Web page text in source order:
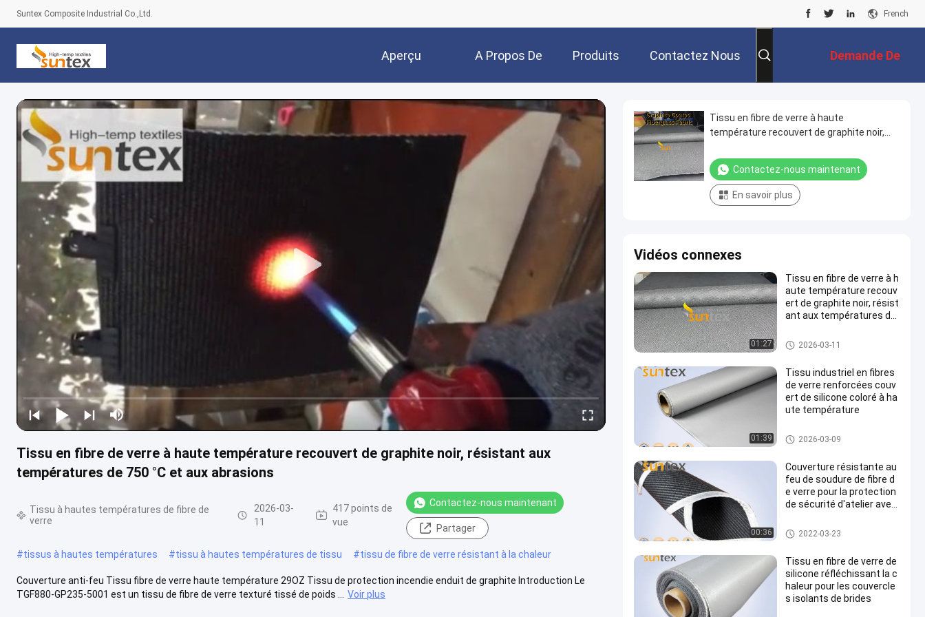
Suntex Composite Industrial Co.,Ltd. French
Aperçu A Propos De
Nous
Produits Contactez Nous Demande De
Soumission
Tissu en fibre de verre à haute température recouvert de graphite noir, résistant aux
températures de 750 °C et aux abrasions
Tissu à hautes températures de fibre de
verre
2026-03-
11
417 points de
vue
Contactez-nous maintenant
Partager
#tissus à hautes températures #tissu à hautes températures de tissu #tissu de fibre de verre résistant à la chaleur
Couverture anti-feu Tissu fibre de verre haute température 29OZ Tissu de protection incendie enduit de graphite Introduction Le
TGF880-GP235-5001 est un tissu de fibre de verre texturé tissé de poids ...
Voir plus
Tissu en fibre de verre à haute
température recouvert de graphite noir,
aux abrasions
Contactez-nous maintenant
En savoir plus
Vidéos connexes
01:27
Tissu en fibre de verre à h
aute température recouv
ert de graphite noir, résist
ant aux températures de
Tissu à hautes températures
de fibre de verre
2026-03-11
01:39
Tissu industriel en fibres
de verre renforcées couv
ert de silicone coloré à ha
ute température
tissu enduit de silicone de fibr
e de verre
2026-03-09
00:36
Couverture résistante au
feu de soudure de fibre d
e verre pour la protection
de sécurité d'atelier avec
mm 1.5mm
petit pain de couverture de sou
dure
2022-03-23
Tissu en fibre de verre de
silicone réfléchissant la c
haleur pour les couvercle
s isolants de brides